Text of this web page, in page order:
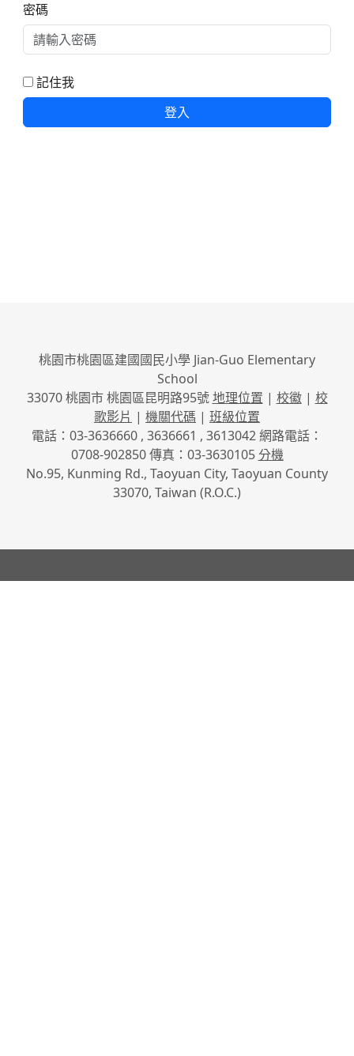
密碼
記住我
登入
桃園市桃園區建國國民小學 Jian-Guo Elementary
School
33070 桃園市 桃園區昆明路95號地理位置 | 校徽| 校
歌影片 | 機關代碼 | 班級位置
電話：03-3636660 , 3636661 , 3613042 網路電話：
0708-902850 傳真：03-3630105分機
No.95, Kunming Rd., Taoyuan City, Taoyuan County
33070, Taiwan (R.O.C.)